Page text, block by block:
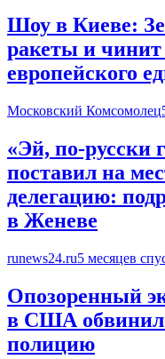
Шоу в Киеве:
ракеты и
европейского
Московский Комсомолец
«Эй, по-русски
поставил на
делегацию:
в Женеве
runews24.ru5 месяцев
Опозоренный
в США обвинил
полицию